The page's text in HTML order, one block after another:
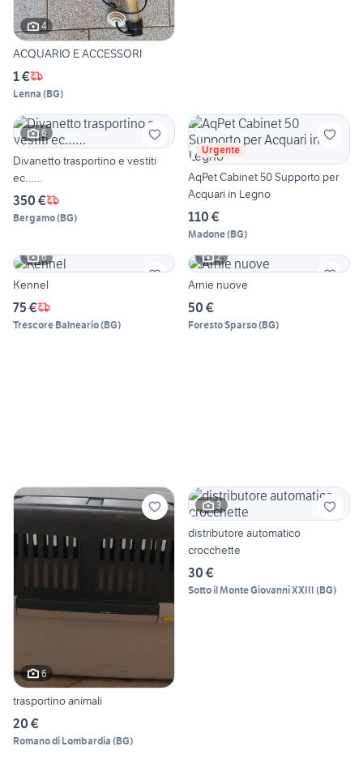
4
ACQUARIO E ACCESSORI
1 €
Lenna (BG)
6
Divanetto trasportino e vestiti
ec……
350 €
Bergamo(BG)
Urgente
AqPet Cabinet 50 Supporto per
Acquari in Legno
110 €
Madone(BG)
6
Kennel
75 €
Trescore Balneario(BG)
2
Arnie nuove
50 €
Foresto Sparso(BG)
6
trasportino animali
20 €
Romano di Lombardia (BG)
3
distributore automatico
crocchette
30 €
Sotto il Monte Giovanni XXIII (BG)